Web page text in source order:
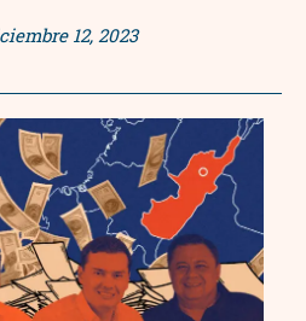
12, 2023